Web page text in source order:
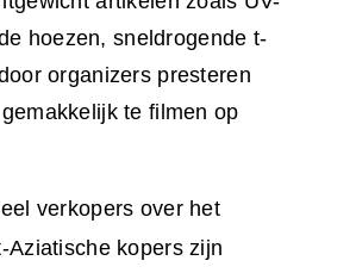
hoezen, sneldrogende t-
organizers presteren
te filmen op
verkopers over het
Aziatische kopers zijn